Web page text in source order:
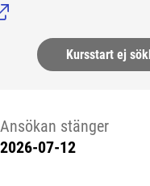
till extern sida.)
Kursstart ej
Ansökan stänger
2026-07-12